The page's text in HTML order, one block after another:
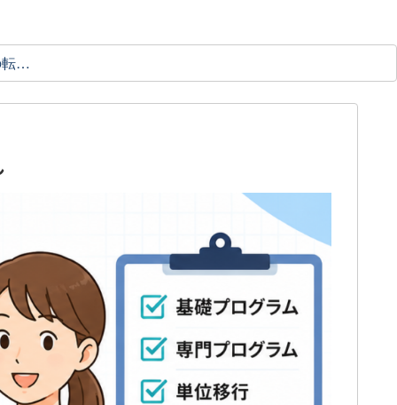
理学療法士の転職ガイド